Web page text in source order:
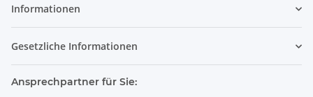
Informationen
Gesetzliche Informationen
Ansprechpartner für Sie: